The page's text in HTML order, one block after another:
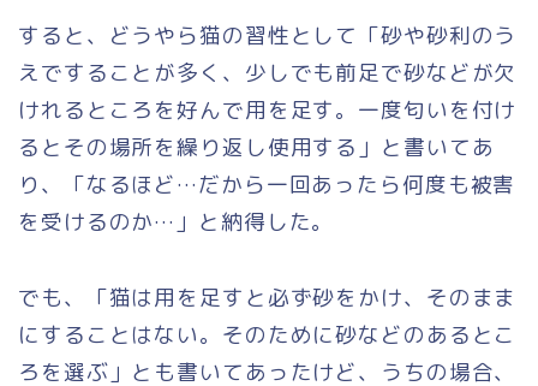
すると、どうやら猫の習性として「砂や砂利のう
えですることが多く、少しでも前足で砂などが欠
けれるところを好んで用を足す。一度匂いを付け
るとその場所を繰り返し使用する」と書いてあ
り、「なるほど…だから一回あったら何度も被害
を受けるのか…」と納得した。
でも、「猫は用を足すと必ず砂をかけ、そのまま
にすることはない。そのために砂などのあるとこ
ろを選ぶ」とも書いてあったけど、うちの場合、